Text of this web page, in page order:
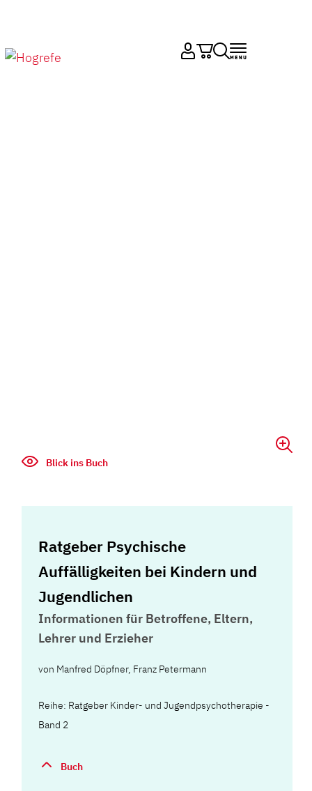
Blick ins Buch
Ratgeber Psychische
Auffälligkeiten bei Kindern und
Jugendlichen
Informationen für Betroffene, Eltern,
Lehrer und Erzieher
von Manfred Döpfner, Franz Petermann
Reihe: Ratgeber Kinder- und Jugendpsychotherapie -
Band 2
Buch